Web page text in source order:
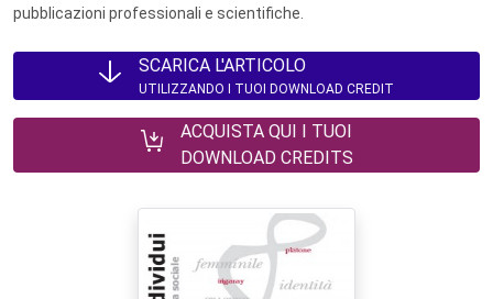
pubblicazioni professionali e scientifiche.
SCARICA L'ARTICOLO
UTILIZZANDO I TUOI DOWNLOAD CREDIT
ACQUISTA QUI I TUOI
DOWNLOAD CREDITS